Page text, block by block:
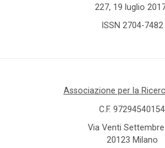
227, 19 luglio
ISSN 2704-7482
Associazione per la
C.F. 97294540154
Via Venti
20123 Milano